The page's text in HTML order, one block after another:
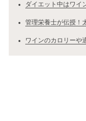
ダイエット中はワイ
管理栄養士が伝授！
ワインのカロリーや